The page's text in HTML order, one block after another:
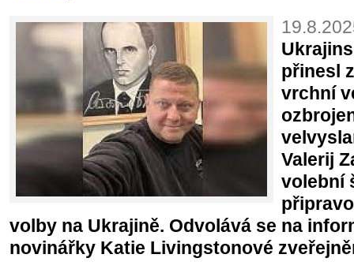
přinesl
vrchní
Valerij
volební
volby na Ukrajině. Odvolává se na
novinářky Katie Livingstonové